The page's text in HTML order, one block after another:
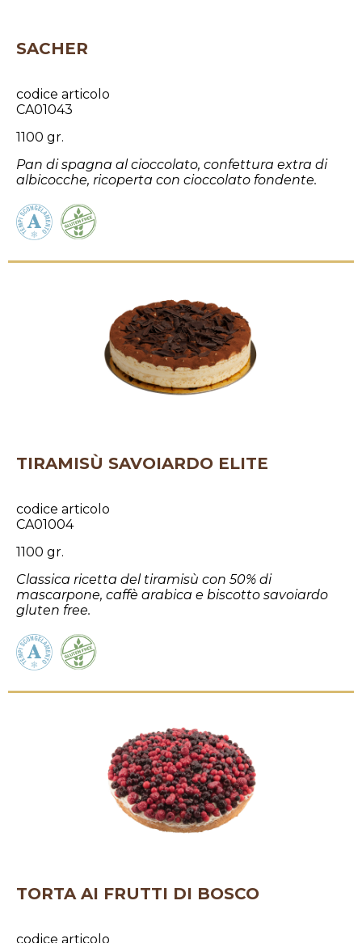
SACHER
codice articolo
CA01043
1100 gr.
Pan di spagna al cioccolato, confettura extra di
albicocche, ricoperta con cioccolato fondente.
TIRAMISÙ SAVOIARDO ELITE
codice articolo
CA01004
1100 gr.
Classica ricetta del tiramisù con 50% di
mascarpone, caffè arabica e biscotto savoiardo
gluten free.
TORTA AI FRUTTI DI BOSCO
codice articolo